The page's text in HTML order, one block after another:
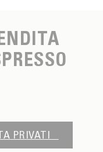
PRIVATI